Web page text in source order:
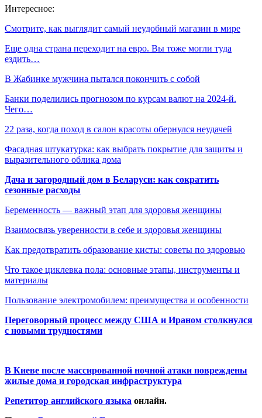
Интересное:
Смотрите, как выглядит самый неудобный магазин в мире
Еще одна страна переходит на евро. Вы тоже могли туда
ездить…
В Жабинке мужчина пытался покончить с собой
Банки поделились прогнозом по курсам валют на 2024-й.
Чего…
22 раза, когда поход в салон красоты обернулся неудачей
Фасадная штукатурка: как выбрать покрытие для защиты и
выразительного облика дома
Дача и загородный дом в Беларуси: как сократить
сезонные расходы
Беременность — важный этап для здоровья женщины
Взаимосвязь уверенности в себе и здоровья женщины
Как предотвратить образование кисты: советы по здоровью
Что такое циклевка пола: основные этапы, инструменты и
материалы
Пользование электромобилем: преимущества и особенности
Переговорный процесс между США и Ираном столкнулся
с новыми трудностями
В Киеве после массированной ночной атаки повреждены
жилые дома и городская инфраструктура
Репетитор английского языка онлайн.